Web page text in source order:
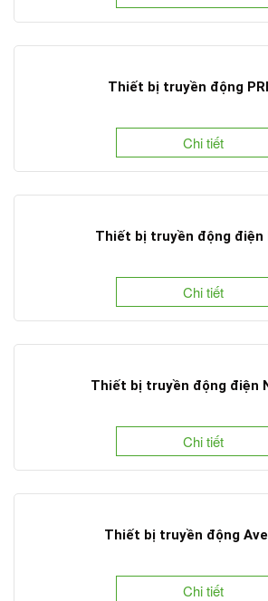
Thiết bị truyền động
Chi tiết
Thiết bị truyền động điện
Chi tiết
Thiết bị truyền động điện
Chi tiết
Thiết bị truyền động
Chi tiết